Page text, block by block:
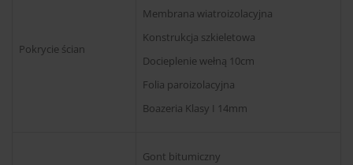
Pokrycie ścian
Membrana wiatroizolacyjna
Konstrukcja szkieletowa
Docieplenie wełną 10cm
Folia paroizolacyjna
Boazeria Klasy I 14mm
Gont bitumiczny